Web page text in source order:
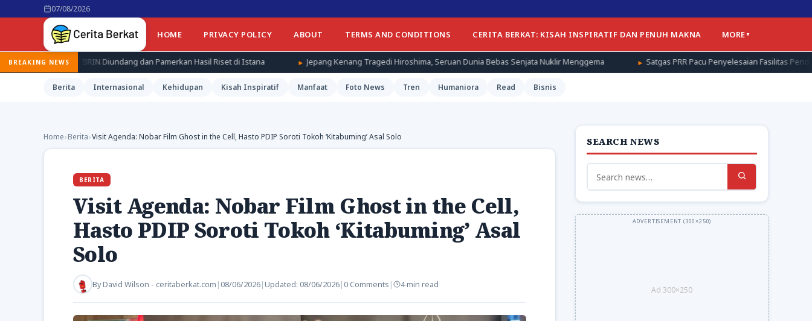
07/08/2026
HOME PRIVACY POLICY ABOUT TERMS AND CONDITIONS CERITA BERKAT: KISAH INSPIRATIF DAN PENUH MAKNA MORE
BREAKING NEWS
BRIN Diundang dan Pamerkan Hasil Riset di Istana Jepang Kenang Tragedi Hiroshima, Seruan Dunia Bebas Senjata Nuklir Menggema Satgas PRR Pacu Penyelesaian Fasilitas Pendukung Huntap di
Berita Internasional Kehidupan Kisah Inspiratif Manfaat Foto News Tren Humaniora Read Bisnis
Home›Berita›Visit Agenda: Nobar Film Ghost in the Cell, Hasto PDIP Soroti Tokoh ‘Kitabuming’ Asal Solo
BERITA
Visit Agenda: Nobar Film Ghost in the Cell,
Hasto PDIP Soroti Tokoh ‘Kitabuming’ Asal
Solo
ByDavid Wilson - ceritaberkat.com | 08/06/2026| Updated: 08/06/2026| 0 Comments | 4 min read
SEARCH NEWS
Search
for:
Ad 300×250